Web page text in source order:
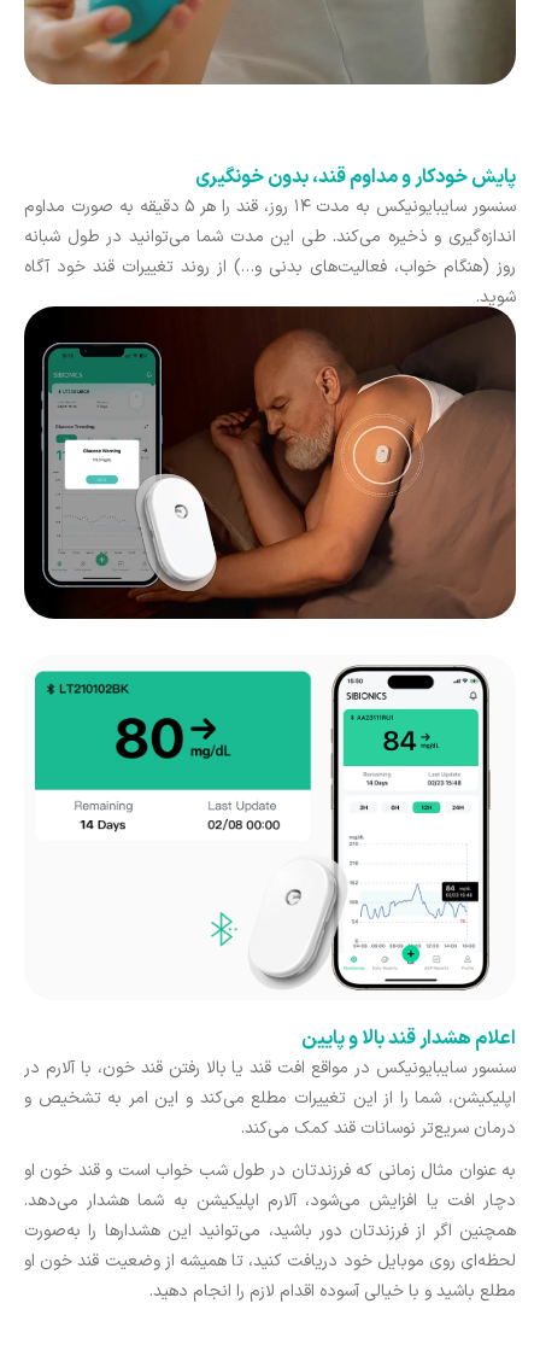
پایش خودکار و مداوم قند، بدون خونگیری
سنسور سایبایونیکس به مدت ۱۴ روز، قند را هر ۵ دقیقه به صورت مداوم
اندازه‌گیری و ذخیره می‌کند. طی این مدت شما می‌توانید در طول شبانه
‌روز (هنگام خواب، فعالیت‌های بدنی و…) از روند تغییرات قند خود آگاه
شوید.
اعلام هشدار قند بالا و پایین
سنسور سایبایونیکس در مواقع افت قند یا بالا رفتن قند خون، با آلارم در
اپلیکیشن، شما را از این تغییرات مطلع می‌کند و این امر به تشخیص و
درمان سریع‌تر نوسانات قند کمک می‌کند.
به عنوان مثال زمانی که فرزندتان در طول شب خواب است و قند خون او
دچار افت یا افزایش می‌شود، آلارم اپلیکیشن به شما هشدار می‌دهد.
همچنین اگر از فرزندتان دور باشید، می‌توانید این هشدارها را به‌صورت
لحظه‌ای روی موبایل خود دریافت کنید، تا همیشه از وضعیت قند خون او
مطلع باشید و با خیالی آسوده اقدام لازم را انجام دهید.